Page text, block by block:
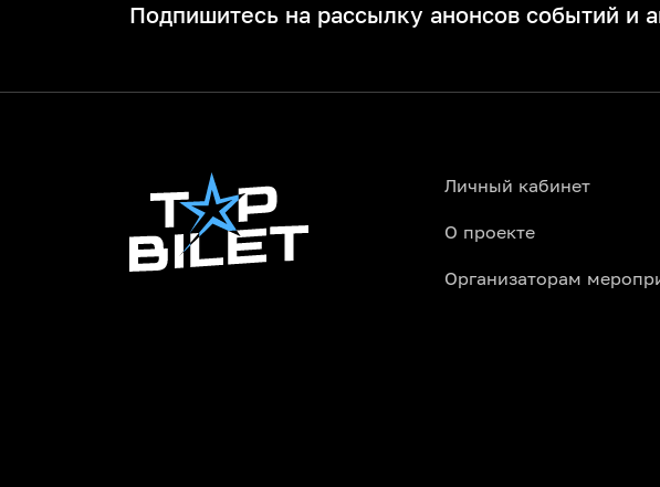
Подпишитесь на рассылку анонсов событий и
Личный кабинет
О проекте
Организаторам